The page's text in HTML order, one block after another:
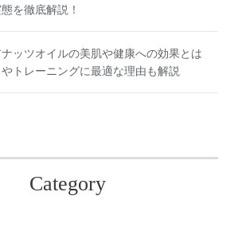
を徹底解説！
ナッツオイルの美肌や健康への効果とは
トレーニングに最適な理由も解説
Category